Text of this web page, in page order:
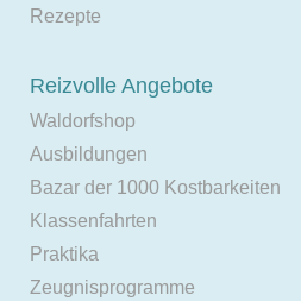
Rezepte
Reizvolle Angebote
Waldorfshop
Ausbildungen
Bazar der 1000 Kostbarkeiten
Klassenfahrten
Praktika
Zeugnisprogramme